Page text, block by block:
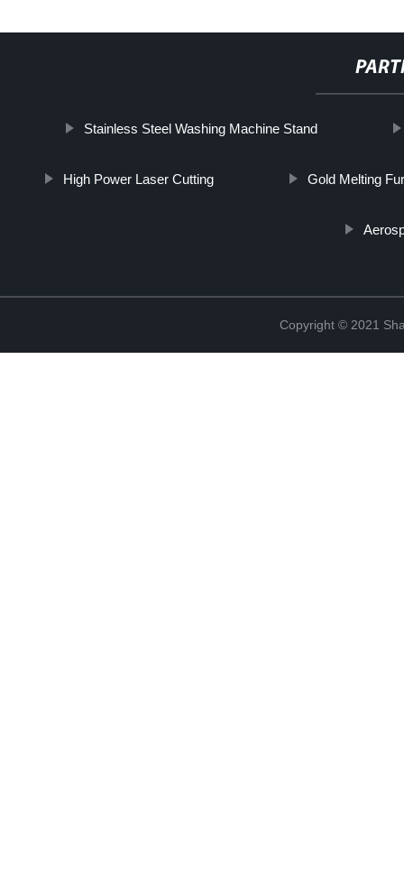
Stainless Steel Washing Machine Stand
High Power Laser Cutting Gold Melting
Copyright © 2021